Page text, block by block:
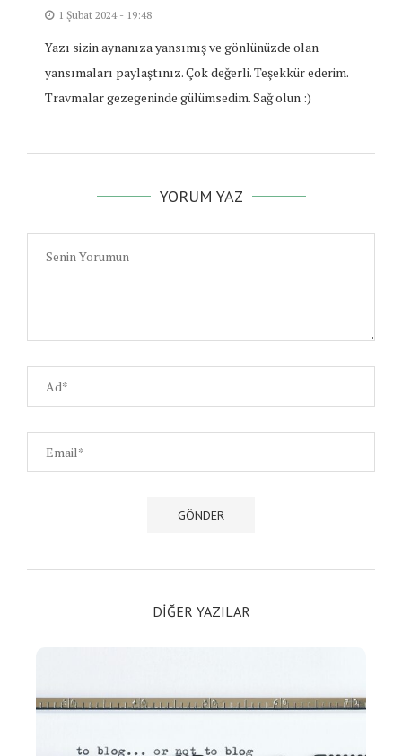
1 Şubat 2024 - 19:48
Yazı sizin aynanıza yansımış ve gönlünüzde olan
yansımaları paylaştınız. Çok değerli. Teşekkür ederim.
Travmalar gezegeninde gülümsedim. Sağ olun :)
YORUM YAZ
DIĞER YAZILAR